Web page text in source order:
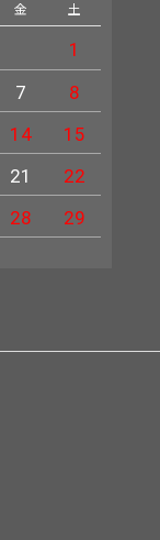
金 土
1
7
8
14
15
21
22
28
29